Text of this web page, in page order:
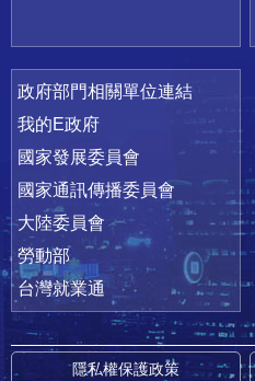
政府部門相關單位連結
我的E政府
國家發展委員會
國家通訊傳播委員會
大陸委員會
勞動部
台灣就業通
隱私權保護政策